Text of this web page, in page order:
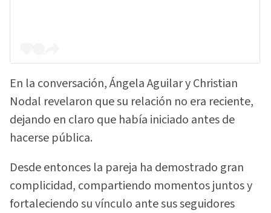
En la conversación, Ángela Aguilar y Christian
Nodal revelaron que su relación no era reciente,
dejando en claro que había iniciado antes de
hacerse pública.
Desde entonces la pareja ha demostrado gran
complicidad, compartiendo momentos juntos y
fortaleciendo su vínculo ante sus seguidores